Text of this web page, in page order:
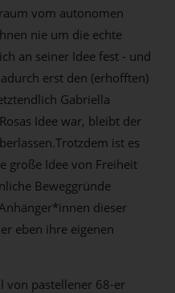
vom autonomen
nie um die echte
an seiner Idee fest - und
erst den (erhofften)
Gabriella
Idee war, bleibt der
ist es
große Idee von Freiheit
Beweggründe
dieser
eben ihre eigenen
von pastellener 68-er